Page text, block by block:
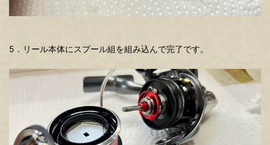
5．リール本体にスプール組を組み込んで完了です。